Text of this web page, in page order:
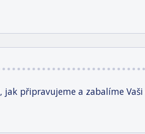
, jak připravujeme a zabalíme